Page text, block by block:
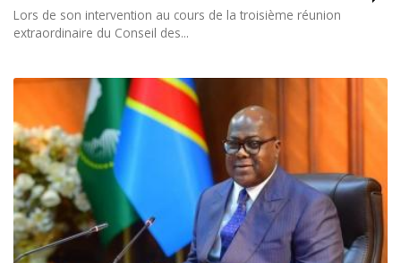
Lors de son intervention au cours de la troisième réunion
extraordinaire du Conseil des...